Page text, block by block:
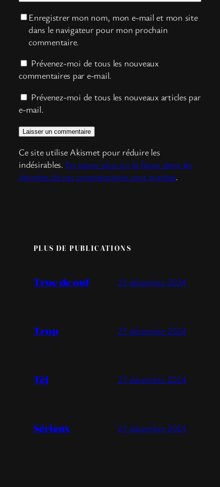
Enregistrer mon nom, mon e-mail et mon site
dans le navigateur pour mon prochain
commentaire.
Prévenez-moi de tous les nouveaux
commentaires par e-mail.
Prévenez-moi de tous les nouveaux articles par
e-mail.
Ce site utilise Akismet pour réduire les
indésirables. En savoir plus sur la façon dont les
données de vos commentaires sont traitées.
PLUS DE PUBLICATIONS
Truc de ouf 21 décembre 2024
Trop 21 décembre 2024
Tèj 21 décembre 2024
Sérieux 21 décembre 2024